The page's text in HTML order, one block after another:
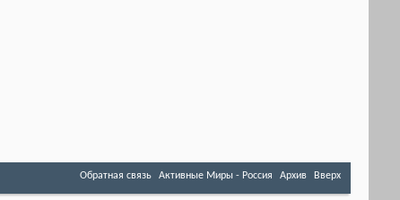
Обратная связь Активные Миры - Россия Архив Вверх